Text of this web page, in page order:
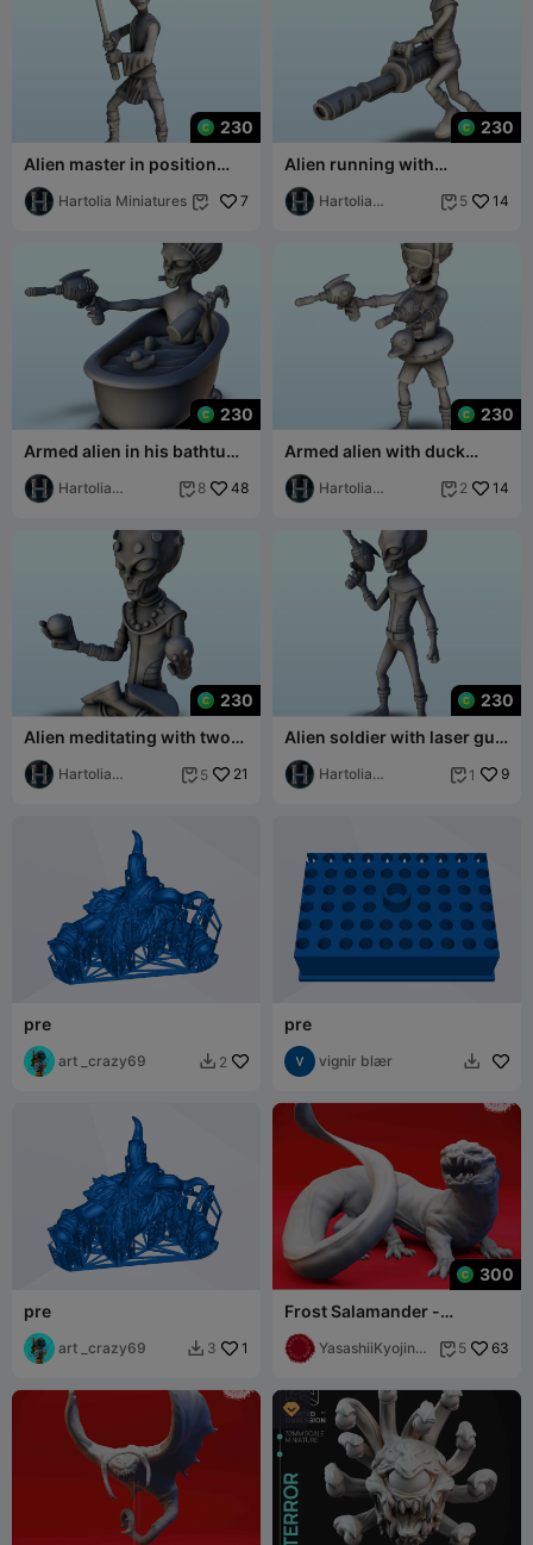
230
Alien master in position
with sword (7) (+ pre-
supported ver
Hartolia Miniatures  7
230
Alien running with
machine-gun (6) (+ pre-
supported version
Hartolia
 5 14
230
Armed alien in his bathtub
with floating duck (5) (+
pre-sup
Hartolia
 8 48
230
Armed alien with duck
buoy and snorkel (4) (+
pre-supported
Hartolia
 2 14
230
Alien meditating with two
balls (3) (+ pre-supported
versionHartolia
 5 21
230
Alien soldier with laser gun
(1) (+ pre-supported
version &
Hartolia
 1 9
pre
art _crazy69  2
pre
vignir blær 
pre
art _crazy69  3 1
300
Frost Salamander -
Tabletop Miniature (Pre-
Supported)
YasashiiKyojinSt
 5 63
